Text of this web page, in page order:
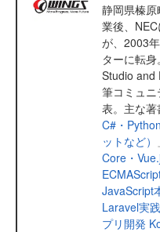
静岡県榛
業後、
が、2003
ターに転身。
Studio and
筆コミュニ
表。主な著
C#・
ットなど）
Core・
JavaScript
Laravel実
プリ開発